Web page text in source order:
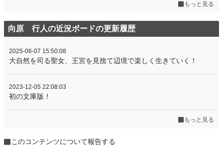
もっと見る
向原 行人の近況ボードの更新履歴
2025-06-07 15:50:08
大自然を司る聖女、王宮を見捨て辺境で楽しく生きていく！
2023-12-05 22:08:03
初の文庫版！
もっと見る
このコンテンツについて報告する